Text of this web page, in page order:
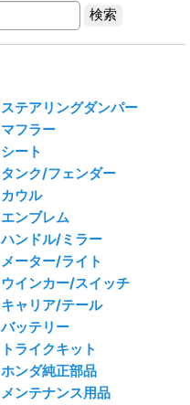
ステアリングダンパー
マフラー
シート
タンク/フェンダー
カウル
エンブレム
ハンドル/ミラー
メーター/ライト
ウインカー/スイッチ
キャリア/テール
バッテリー
トライクキット
ホンダ純正部品
メンテナンス用品